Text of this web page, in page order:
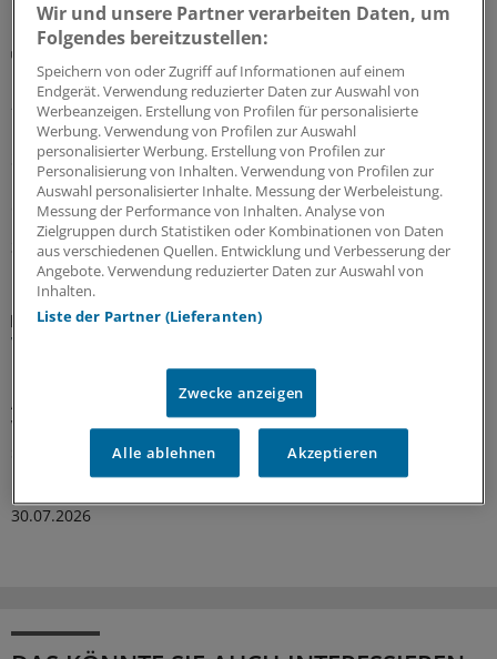
Künstliche Intelligenz
Bei urologischen Problemen: Fragen Sie Chatbot
„Urobert“
Nein, es ist nicht immer Krebs: Anders als die üblichen
Suchmaschinen im Internet will das Chat-Angebot der
Uro-GmbH Nordrhein sachlicher informieren und
erstmal beruhigen statt zu verunsichern.
31.07.2026
Infektionsgefahr
Vibrionen-Infektionen: Was es jetzt für Ärzte zu
Aufgrund steigender Temperaturen breiten sich
Vibrionenarten aus – und zwar früher und stärker als
sonst. Ein Überblick zur aktuellen Lage und zu den
Empfehlungen des RKI für Ärztinnen und Ärzte.
30.07.2026
Wir und unsere Partner verarbeiten Daten, um
Folgendes bereitzustellen:
Speichern von oder Zugriff auf Informationen auf einem
Endgerät. Verwendung reduzierter Daten zur Auswahl von
Werbeanzeigen. Erstellung von Profilen für personalisierte
Werbung. Verwendung von Profilen zur Auswahl
personalisierter Werbung. Erstellung von Profilen zur
Personalisierung von Inhalten. Verwendung von Profilen zur
Auswahl personalisierter Inhalte. Messung der Werbeleistung.
Messung der Performance von Inhalten. Analyse von
Zielgruppen durch Statistiken oder Kombinationen von Daten
aus verschiedenen Quellen. Entwicklung und Verbesserung der
Angebote. Verwendung reduzierter Daten zur Auswahl von
Inhalten.
Liste der Partner (Lieferanten)
Zwecke anzeigen
Alle ablehnen Akzeptieren